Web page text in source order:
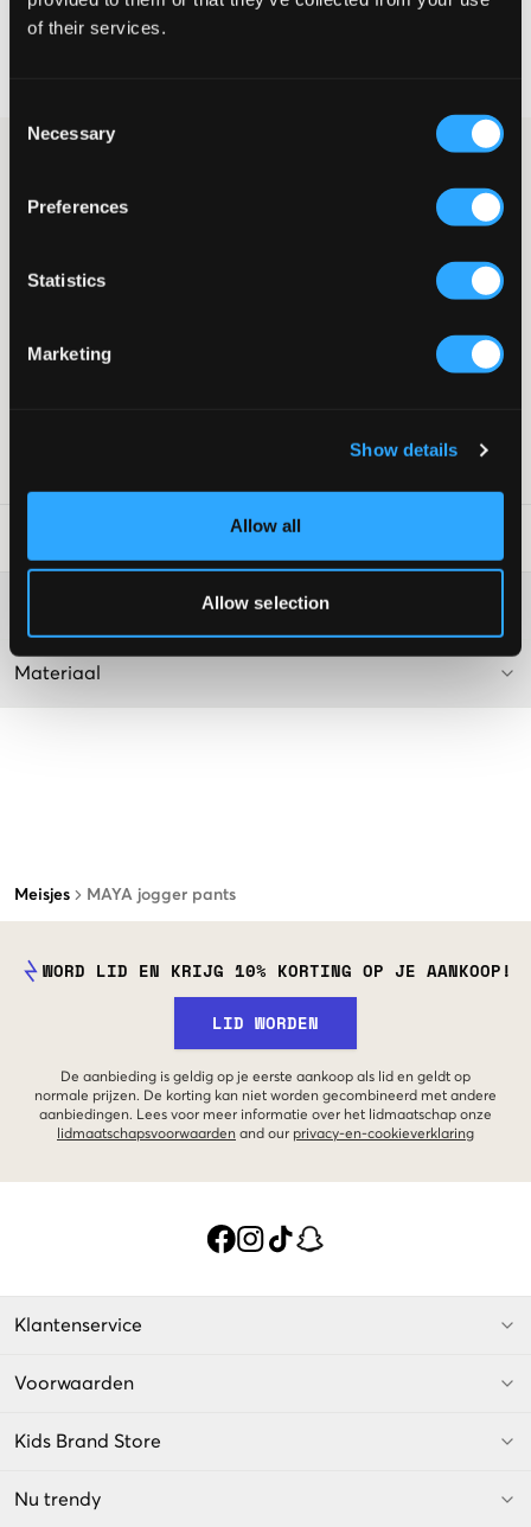
of their services.
Selection
Necessary
Preferences
Statistics
Marketing
Show details
Allow all
Allow selection
Meisjes MAYA jogger pants
Snelle levering
Joggingbroek van velours van FILA. De kleuren zijn blauw met
een koord dat je kunt aantrekken. De broek heeft steekzakken
en het merkslogo is helemaal onderaan op de broek geplaatst.
Joggingbroek
Patch
Materiaal
WORD LID EN KRIJG 10% KORTING OP JE AANKOOP!
LID WORDEN
De aanbieding is geldig op je eerste aankoop als lid en geldt op
normale prijzen. De korting kan niet worden gecombineerd met andere
aanbiedingen. Lees voor meer informatie over het lidmaatschap onze
lidmaatschapsvoorwaarden and our privacy-en-cookieverklaring
Klantenservice
Voorwaarden
Kids Brand Store
Nu trendy